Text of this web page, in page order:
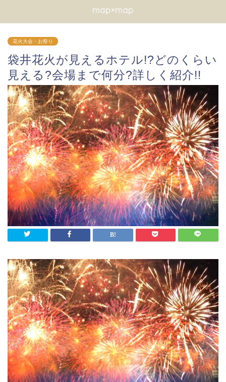
map×map
花火大会・お祭り
袋井花火が見えるホテル!?どのくらい
見える?会場まで何分?詳しく紹介!!